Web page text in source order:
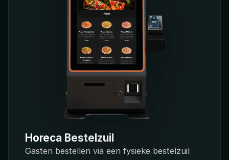
Horeca Bestelzuil
Gasten bestellen via een fysieke bestelzuil